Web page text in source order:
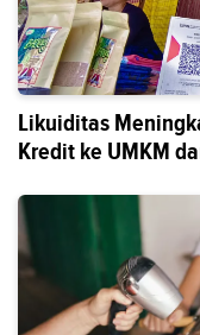
Likuiditas
Kredit ke UMKM